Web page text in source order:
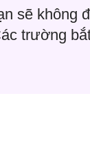
sẽ không
trường